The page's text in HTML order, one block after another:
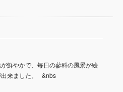
鮮やかで、毎日の蓼科の風景が絵
出来ました。 &nbs